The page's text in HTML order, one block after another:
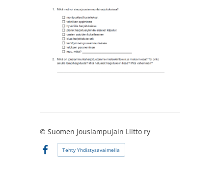
© Suomen Jousiampujain Liitto ry
Facebook
Tehty Yhdistysavaimella